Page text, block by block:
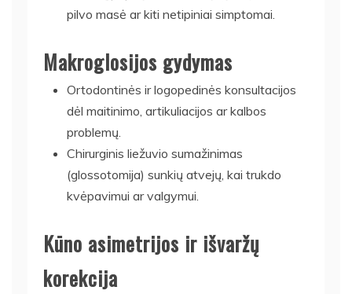
pilvo masė ar kiti netipiniai simptomai.
Makroglosijos gydymas
Ortodontinės ir logopedinės konsultacijos
dėl maitinimo, artikuliacijos ar kalbos
problemų.
Chirurginis liežuvio sumažinimas
(glossotomija) sunkių atvejų, kai trukdo
kvėpavimui ar valgymui.
Kūno asimetrijos ir išvaržų
korekcija